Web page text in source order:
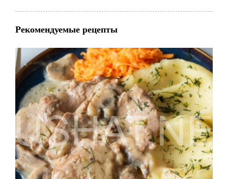
Рекомендуемые рецепты